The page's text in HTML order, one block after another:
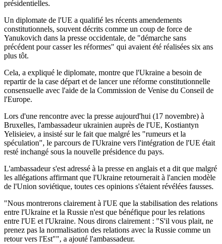
présidentielles.
Un diplomate de l'UE a qualifié les récents amendements
constitutionnels, souvent décrits comme un coup de force de
Yanukovich dans la presse occidentale, de "démarche sans
précédent pour casser les réformes" qui avaient été réalisées six ans
plus tôt.
Cela, a expliqué le diplomate, montre que l'Ukraine a besoin de
repartir de la case départ et de lancer une réforme constitutionnelle
consensuelle avec l'aide de la Commission de Venise du Conseil de
l'Europe.
Lors d'une rencontre avec la presse aujourd'hui (17 novembre) à
Bruxelles, l'ambassadeur ukrainien auprès de l'UE, Kostiantyn
Yelisieiev, a insisté sur le fait que malgré les "rumeurs et la
spéculation", le parcours de l'Ukraine vers l'intégration de l'UE était
resté inchangé sous la nouvelle présidence du pays.
L'ambassadeur s'est adressé à la presse en anglais et a dit que malgré
les allégations affirmant que l'Ukraine retournerait à l'ancien modèle
de l'Union soviétique, toutes ces opinions s'étaient révélées fausses.
"Nous montrerons clairement à l'UE que la stabilisation des relations
entre l'Ukraine et la Russie n'est que bénéfique pour les relations
entre l'UE et l'Ukraine. Nous dirons clairement : "S'il vous plait, ne
prenez pas la normalisation des relations avec la Russie comme un
retour vers l'Est"", a ajouté l'ambassadeur.